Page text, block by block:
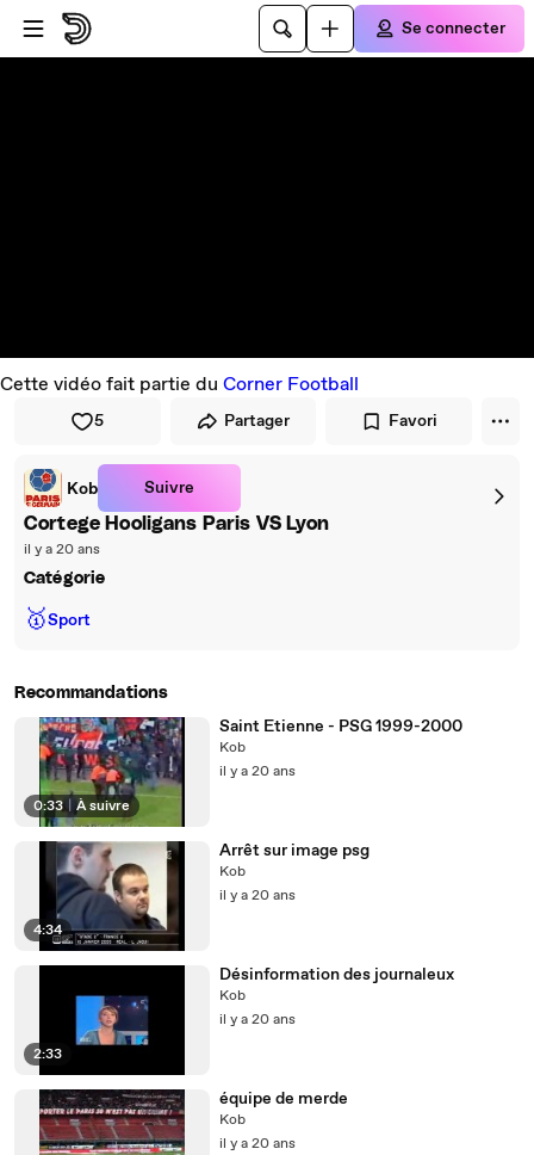
Passer au player
Passer au contenu principal
Se connecter
Cette vidéo fait partie du Corner Football
5 Partager Favori
Kob Suivre
Cortege Hooligans Paris VS Lyon
il y a 20 ans
Catégorie
🥇Sport
Recommandations
0:33 À suivre
Saint Etienne - PSG 1999-2000
Kob
il y a 20 ans
4:34
Arrêt sur image psg
Kob
il y a 20 ans
2:33
Désinformation des journaleux
Kob
il y a 20 ans
équipe de merde
Kob
il y a 20 ans